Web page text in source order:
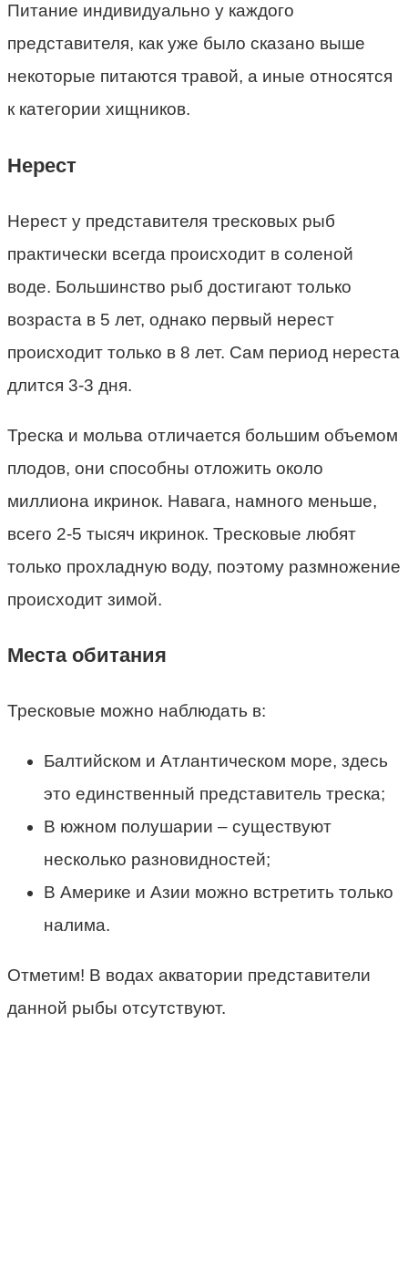
Питание индивидуально у каждого
представителя, как уже было сказано выше
некоторые питаются травой, а иные относятся
к категории хищников.
Нерест
Нерест у представителя тресковых рыб
практически всегда происходит в соленой
воде. Большинство рыб достигают только
возраста в 5 лет, однако первый нерест
происходит только в 8 лет. Сам период нереста
длится 3-3 дня.
Треска и мольва отличается большим объемом
плодов, они способны отложить около
миллиона икринок. Навага, намного меньше,
всего 2-5 тысяч икринок. Тресковые любят
только прохладную воду, поэтому размножение
происходит зимой.
Места обитания
Тресковые можно наблюдать в:
Балтийском и Атлантическом море, здесь
это единственный представитель треска;
В южном полушарии – существуют
несколько разновидностей;
В Америке и Азии можно встретить только
налима.
Отметим! В водах акватории представители
данной рыбы отсутствуют.